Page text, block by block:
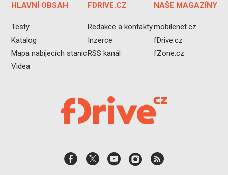
HLAVNÍ OBSAH
Testy
Katalog
Mapa nabíjecích stanic
Videa
FDRIVE.CZ
Redakce a kontakty
Inzerce
RSS kanál
NAŠE MAGAZÍNY
mobilenet.cz
fDrive.cz
fZone.cz